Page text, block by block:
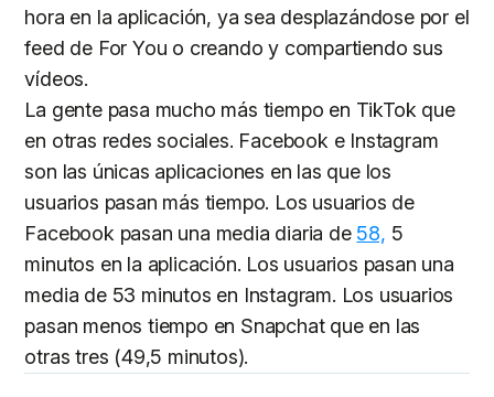
hora en la aplicación, ya sea desplazándose por el
feed de For You o creando y compartiendo sus
vídeos.
La gente pasa mucho más tiempo en TikTok que
en otras redes sociales. Facebook e Instagram
son las únicas aplicaciones en las que los
usuarios pasan más tiempo. Los usuarios de
Facebook pasan una media diaria de 58, 5
minutos en la aplicación. Los usuarios pasan una
media de 53 minutos en Instagram. Los usuarios
pasan menos tiempo en Snapchat que en las
otras tres (49,5 minutos).